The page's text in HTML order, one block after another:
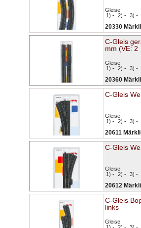
Gleise
1) - 2) - 3) -
20330
C-Gleis
mm (VE: 2
Gleise
1) - 2) - 3) -
20360
C-Gleis
Gleise
1) - 2) - 3) -
20611
C-Gleis
Gleise
1) - 2) - 3) -
20612
C-Gleis
links
Gleise